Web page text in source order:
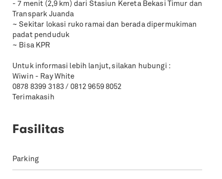
- 7 menit (2,9 km) dari Stasiun Kereta Bekasi Timur dan
Transpark Juanda
~ Sekitar lokasi ruko ramai dan berada dipermukiman
padat penduduk
~ Bisa KPR
Untuk informasi lebih lanjut, silakan hubungi :
Wiwin - Ray White
0878 8399 3183 / 0812 9659 8052
Terimakasih
Fasilitas
Parking